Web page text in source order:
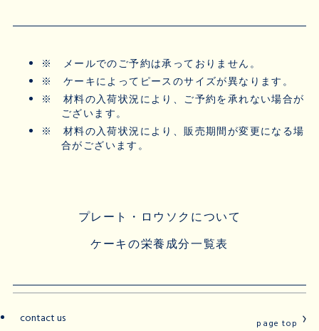
※ メールでのご予約は承っておりません。
※ ケーキによってピースのサイズが異なります。
※ 材料の入荷状況により、ご予約を承れない場合が
ございます。
※ 材料の入荷状況により、販売期間が変更になる場
合がございます。
プレート・ロウソクについて
ケーキの栄養成分一覧表
page top
contact us